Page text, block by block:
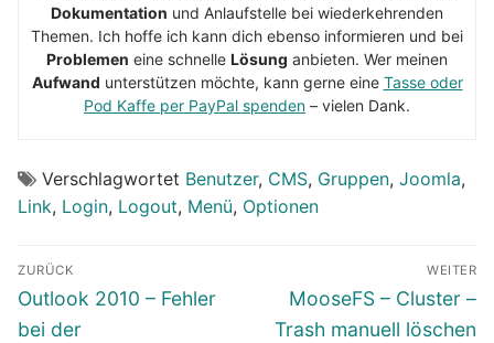
Dokumentation und Anlaufstelle bei wiederkehrenden
Themen. Ich hoffe ich kann dich ebenso informieren und bei
Problemen eine schnelle Lösung anbieten. Wer meinen
Aufwand unterstützen möchte, kann gerne eine Tasse oder
Pod Kaffe per PayPal spenden – vielen Dank.
Verschlagwortet Benutzer, CMS, Gruppen, Joomla,
Link, Login, Logout, Menü, Optionen
Beitragsnavigation
ZURÜCK
Vorheriger
Beitrag:
Outlook 2010 – Fehler
bei der
WEITER
Nächster
Beitrag:
MooseFS – Cluster –
Trash manuell löschen